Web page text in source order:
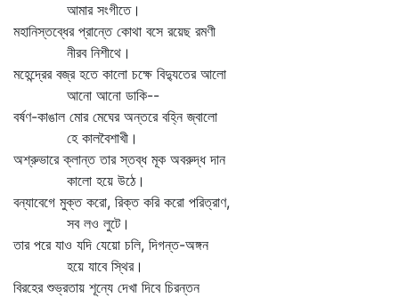
আমার সংগীতে।
মহানিস্তব্ধের প্রান্তে কোথা বসে রয়েছ রমণী
নীরব নিশীথে।
মহেন্দ্রের বজ্র হতে কালো চক্ষে বিদ্যুতের আলো
আনো আনো ডাকি--
বর্ষণ-কাঙাল মোর মেঘের অন্তরে বহ্নি জ্বালো
হে কালবৈশাখী।
অশ্রুভারে ক্লান্ত তার স্তব্ধ মূক অবরুদ্ধ দান
কালো হয়ে উঠে।
বন্যাবেগে মুক্ত করো, রিক্ত করি করো পরিত্রাণ,
সব লও লুটে।
তার পরে যাও যদি যেয়ো চলি, দিগন্ত-অঙ্গন
হয়ে যাবে স্থির।
বিরহের শুভ্রতায় শূন্যে দেখা দিবে চিরন্তন